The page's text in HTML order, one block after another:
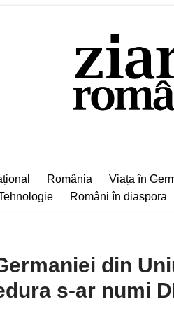
România Viața în
Români în diaspora
din
s-ar numi